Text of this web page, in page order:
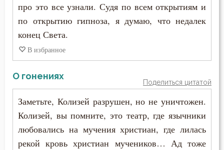
про это все узнали. Судя по всем открытиям и
по открытию гипноза, я думаю, что недалек
конец Света.
В избранное
О гонениях
Поделиться цитатой
Заметьте, Колизей разрушен, но не уничтожен.
Колизей, вы помните, это театр, где язычники
любовались на мучения христиан, где лилась
рекой кровь христиан мучеников… Ад тоже